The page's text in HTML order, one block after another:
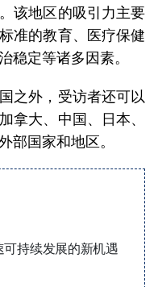
该地区的吸引力主要
准的教育、医疗保健
稳定等诸多因素。
之外，受访者还可以
拿大、中国、日本、
部国家和地区。
持续发展的新机遇